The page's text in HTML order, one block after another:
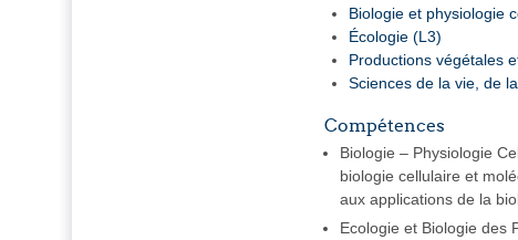
Biologie et physiologie
Écologie (L3)
Productions végétales
Sciences de la vie, de
Compétences
Biologie – Physiologie
biologie cellulaire et
aux applications de la
Ecologie et Biologie des